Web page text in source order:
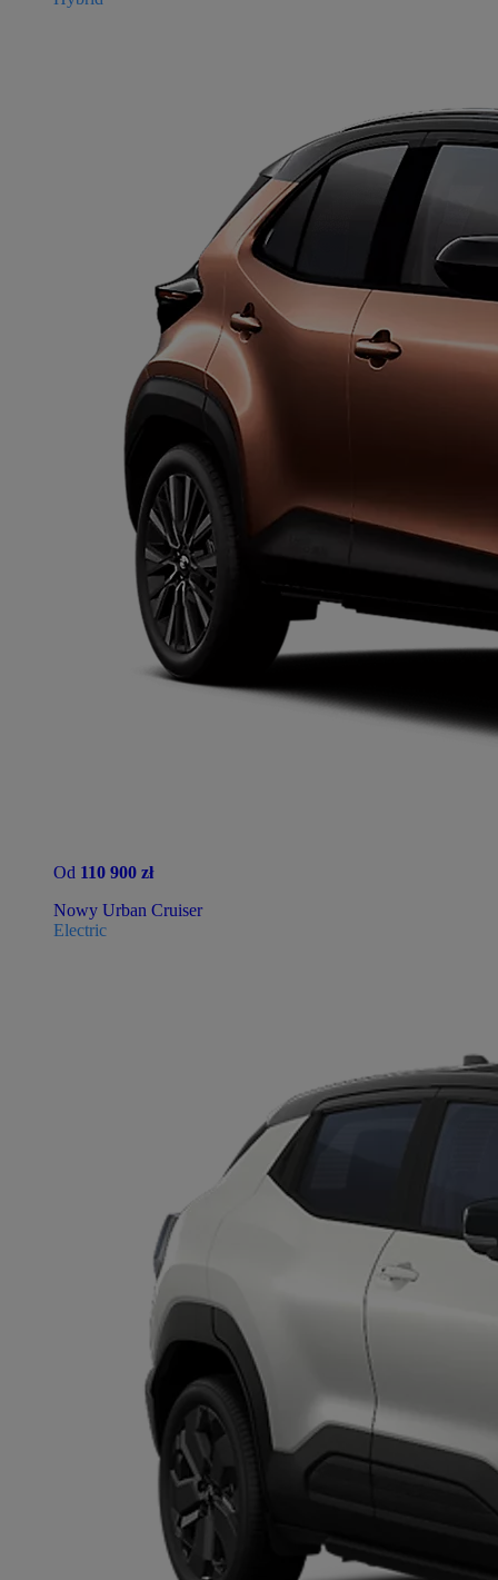
Od 110 900 zł
Nowy Urban Cruiser
Electric